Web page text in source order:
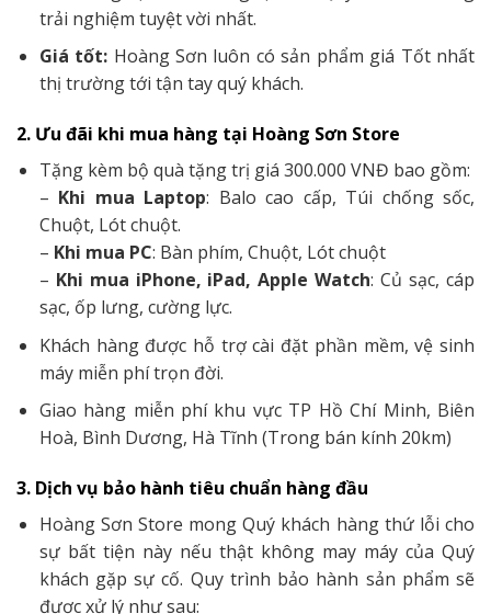
trải nghiệm tuyệt vời nhất.
Giá tốt: Hoàng Sơn luôn có sản phẩm giá Tốt nhất
thị trường tới tận tay quý khách.
2. Ưu đãi khi mua hàng tại Hoàng Sơn Store
Tặng kèm bộ quà tặng trị giá 300.000 VNĐ bao gồm:
– Khi mua Laptop: Balo cao cấp, Túi chống sốc,
Chuột, Lót chuột.
– Khi mua PC: Bàn phím, Chuột, Lót chuột
– Khi mua iPhone, iPad, Apple Watch: Củ sạc, cáp
sạc, ốp lưng, cường lực.
Khách hàng được hỗ trợ cài đặt phần mềm, vệ sinh
máy miễn phí trọn đời.
Giao hàng miễn phí khu vực TP Hồ Chí Minh, Biên
Hoà, Bình Dương, Hà Tĩnh (Trong bán kính 20km)
3. Dịch vụ bảo hành tiêu chuẩn hàng đầu
Hoàng Sơn Store mong Quý khách hàng thứ lỗi cho
sự bất tiện này nếu thật không may máy của Quý
khách gặp sự cố. Quy trình bảo hành sản phẩm sẽ
được xử lý như sau: